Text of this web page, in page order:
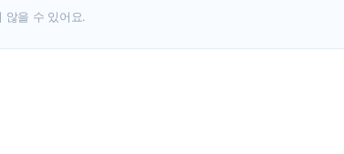
않을 수 있어요.